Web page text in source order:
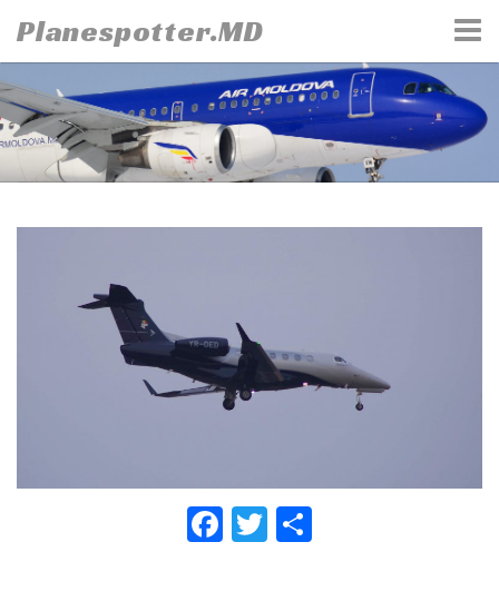
to
content
Planespotter.MD
F
T